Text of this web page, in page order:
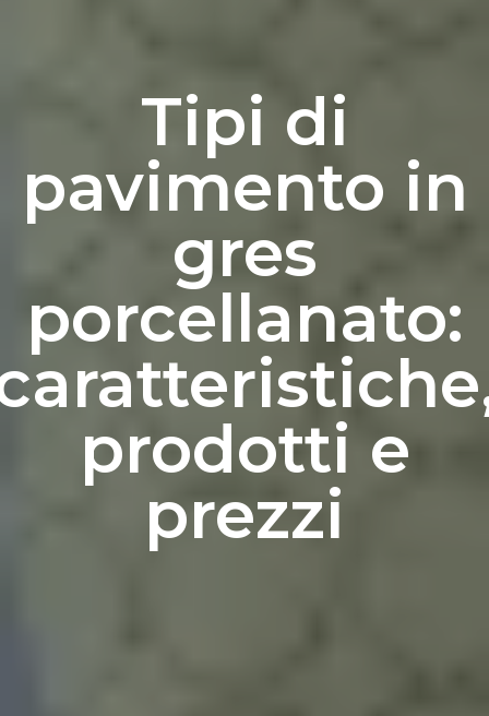
Tipi di
pavimento in
gres
porcellanato:
prodotti e
prezzi